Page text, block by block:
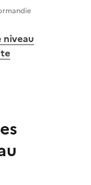
niveau